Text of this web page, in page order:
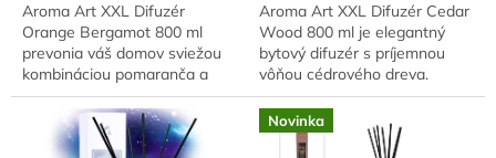
Aroma Art XXL Difuzér
Orange Bergamot 800 ml
prevonia váš domov sviežou
kombináciou pomaranča a
bergamotu. Elegantný difuzér
v tmavom červenom skle je
štýlovým doplnkom...
Aroma Art XXL Difuzér Cedar
Wood 800 ml je elegantný
bytový difuzér s príjemnou
vôňou cédrového dreva.
Štýlová fľaša z tmavého skla a
dlhá výdrž vône z neho robia
ideálny...
Novinka